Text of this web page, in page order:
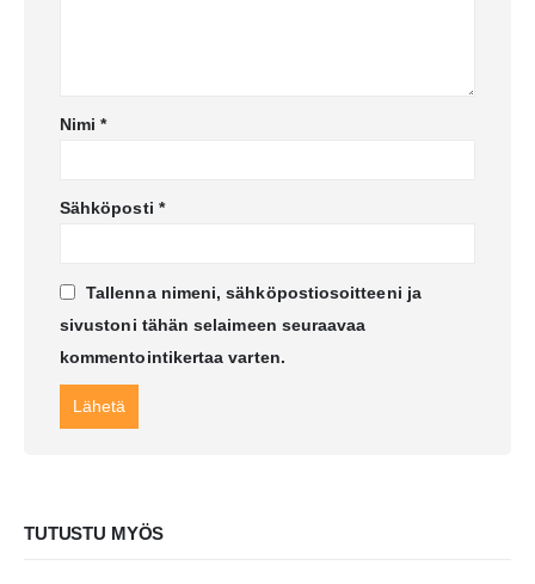
Nimi*
Sähköposti *
Tallenna nimeni, sähköpostiosoitteeni ja
sivustoni tähän selaimeen seuraavaa
kommentointikertaa varten.
TUTUSTU MYÖS